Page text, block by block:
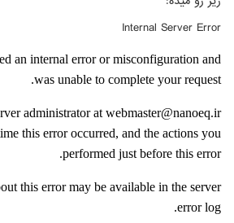
Internal Server Error
an internal error or misconfiguration and
was unable to complete your request.
administrator at webmaster@nanoeq.ir
this error occurred, and the actions you
performed just before this error.
this error may be available in the server
error log.